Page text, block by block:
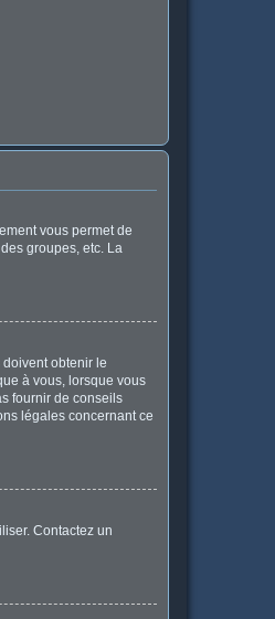
vous permet de
groupes, etc. La
obtenir le
à vous, lorsque vous
fournir de conseils
légales concernant ce
Contactez un